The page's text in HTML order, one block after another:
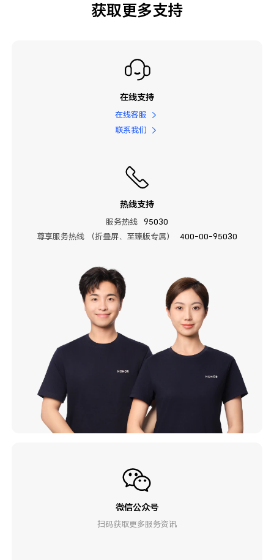
获取更多支持
在线支持
在线客服
联系我们
热线支持
服务热线
95030
尊享服务热线 （折叠屏、至臻版专属）
400-00-95030
微信公众号
扫码获取更多服务资讯